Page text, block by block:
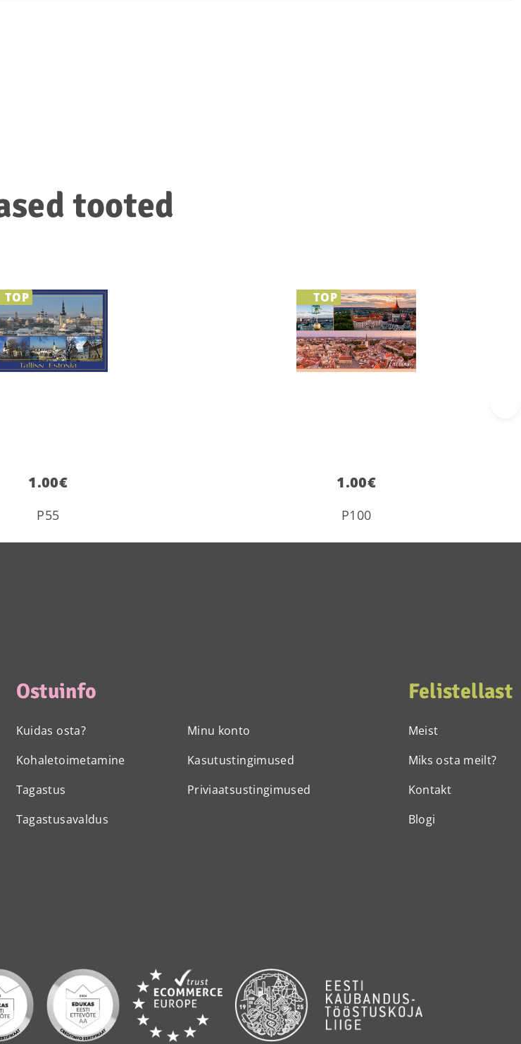
tooted
TOP
1.00€
P55
TOP
1.00€
P100
Ostuinfo
Kuidas osta?
Kohaletoimetamine
Tagastus
Tagastusavaldus
Minu konto
Kasutustingimused
Priviaatsustingimused
Felistellast
Meist
Miks osta meilt?
Kontakt
Blogi